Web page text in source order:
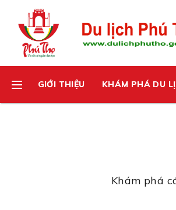
GIỚI THIỆU KHÁM PHÁ DU
Khám phá